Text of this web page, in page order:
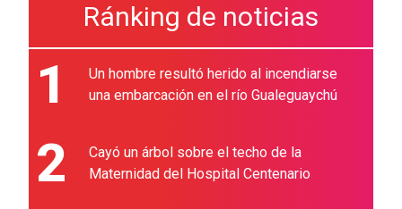
Ránking de noticias
1
Un hombre resultó herido al incendiarse
una embarcación en el río Gualeguaychú
2
Cayó un árbol sobre el techo de la
Maternidad del Hospital Centenario